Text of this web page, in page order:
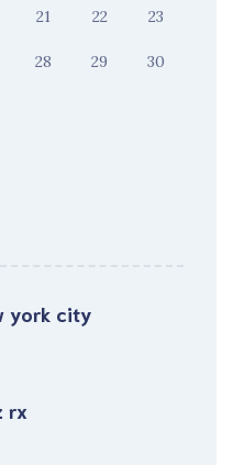
21 22 23
28 29 30
york city
rx